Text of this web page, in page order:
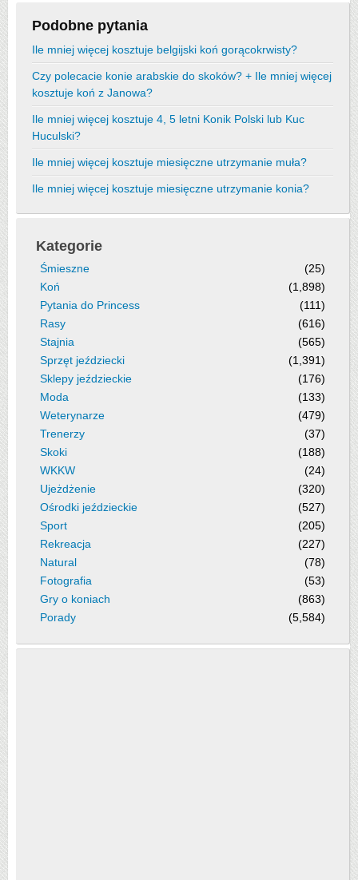
Podobne pytania
Ile mniej więcej kosztuje belgijski koń gorącokrwisty?
Czy polecacie konie arabskie do skoków? + Ile mniej więcej
kosztuje koń z Janowa?
Ile mniej więcej kosztuje 4, 5 letni Konik Polski lub Kuc
Huculski?
Ile mniej więcej kosztuje miesięczne utrzymanie muła?
Ile mniej więcej kosztuje miesięczne utrzymanie konia?
Kategorie
Śmieszne
(25)
Koń
(1,898)
Pytania do Princess
(111)
Rasy
(616)
Stajnia
(565)
Sprzęt jeździecki
(1,391)
Sklepy jeździeckie
(176)
Moda
(133)
Weterynarze
(479)
Trenerzy
(37)
Skoki
(188)
WKKW
(24)
Ujeżdżenie
(320)
Ośrodki jeździeckie
(527)
Sport
(205)
Rekreacja
(227)
Natural
(78)
Fotografia
(53)
Gry o koniach
(863)
Porady
(5,584)